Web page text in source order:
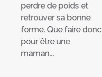
perdre de poids et
retrouver sa bonne
forme. Que faire donc
pour être une
maman...